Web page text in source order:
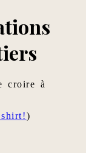
croire à
)